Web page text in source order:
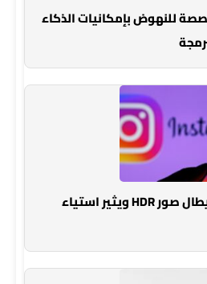
للنهوض بإمكانيات الذكاء
خلل فني في إنستغرام يطال صور HDR ويثير استياء